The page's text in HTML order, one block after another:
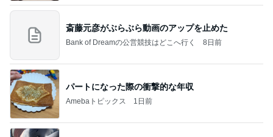
斎藤元彦がぶらぶら動画のアップを止めた
Bank of Dreamの公営競技はどこへ行く 8日前
パートになった際の衝撃的な年収
Amebaトピックス 1日前